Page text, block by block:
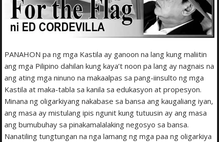
PANAHON pa ng mga Kastila ay ganoon na lang kung maliitin
ang mga Pilipino dahilan kung kaya’t noon pa lang ay nagnais na
ang ating mga ninuno na makaalpas sa pang-iinsulto ng mga
Kastila at maka-tabla sa kanila sa edukasyon at propesyon.
Minana ng oligarkiyang nakabase sa bansa ang kaugaliang iyan,
ang masa ay mistulang ipis ngunit kung tutuusin ay ang masa
ang bumubuhay sa pinakamalalaking negosyo sa bansa.
Nanatiling tungtungan na nga lamang ng mga paa ng oligarkiya